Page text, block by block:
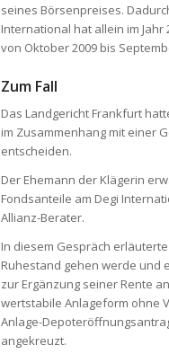
seines Börsenpreises.
International hat allein im
von Oktober 2009 bis
Zum Fall
Das Landgericht Frankfurt
im Zusammenhang mit einer
entscheiden.
Der Ehemann der Klägerin
Fondsanteile am Degi
Allianz-Berater.
In diesem Gespräch
Ruhestand gehen werde und
zur Ergänzung seiner Rente
wertstabile Anlageform ohne
Anlage-
angekreuzt.